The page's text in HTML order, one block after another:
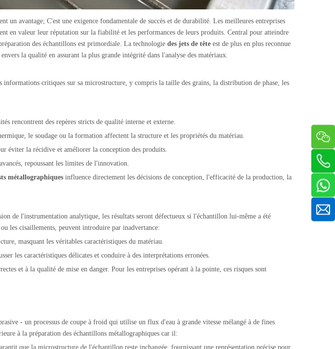
avantage; C'est une exigence fondamentale de succès et de durabilité. Les meilleures entreprises
en valeur leur réputation sur la fiabilité et les performances de leurs produits. Central pour atteindre
des échantillons est primordiale. La technologie des jets de tête est de plus en plus reconnue
la qualité en assurant la plus grande intégrité dans l'analyse des matériaux.
critiques sur sa microstructure, y compris la taille des grains, la distribution de phase, les
rencontrent des repères stricts de qualité interne et externe.
le soudage ou la formation affectent la structure et les propriétés du matériau.
éviter la récidive et améliorer la conception des produits.
repoussant les limites de l'innovation.
métallographiques influence directement les décisions de conception, l'efficacité de la production, la
de l'instrumentation analytique, les résultats seront défectueux si l'échantillon lui-même a été
les cisaillements, peuvent introduire par inadvertance:
masquant les véritables caractéristiques du matériau.
les caractéristiques délicates et conduire à des interprétations erronées.
et à la qualité de mise en danger. Pour les entreprises opérant à la pointe, ces risques sont
- un processus de coupe à froid qui utilise un flux d'eau à grande vitesse mélangé à de fines
à la préparation des échantillons métallographiques car il:
que la microstructure de l'échantillon reste inchangée, fournissant une représentation précise pour